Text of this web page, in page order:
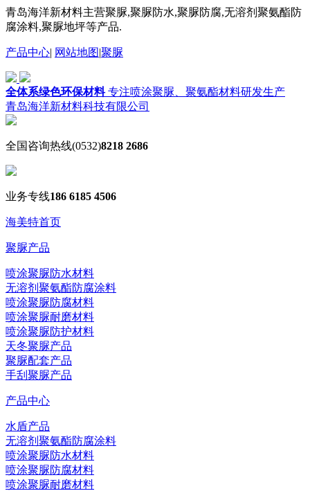
青岛海洋新材料主营聚脲,聚脲防水,聚脲防腐,无溶剂聚氨酯防
腐涂料,聚脲地坪等产品.
产品中心| 网站地图|聚脲
全体系绿色环保材料专注喷涂聚脲、聚氨酯材料研发生产
青岛海洋新材料科技有限公司
全国咨询热线(0532)8218 2686
业务专线186 6185 4506
海美特首页
聚脲产品
喷涂聚脲防水材料
无溶剂聚氨酯防腐涂料
喷涂聚脲防腐材料
喷涂聚脲耐磨材料
喷涂聚脲防护材料
天冬聚脲产品
聚脲配套产品
手刮聚脲产品
产品中心
水盾产品
无溶剂聚氨酯防腐涂料
喷涂聚脲防水材料
喷涂聚脲防腐材料
喷涂聚脲耐磨材料